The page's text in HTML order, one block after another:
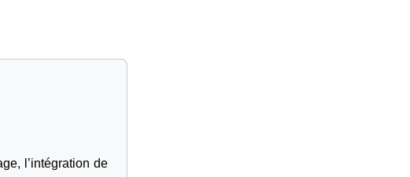
l’intégration de